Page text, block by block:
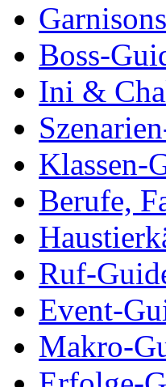
Boss-
Ini &
Klassen-
Berufe,
Ruf-
Event-
Makro-